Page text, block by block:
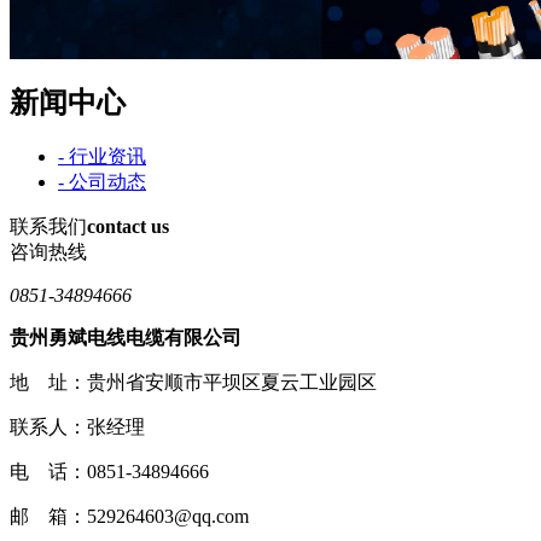
新闻中心
- 行业资讯
- 公司动态
联系我们contact us
咨询热线
0851-34894666
贵州勇斌电线电缆有限公司
地 址：贵州省安顺市平坝区夏云工业园区
联系人：张经理
电 话：0851-34894666
邮 箱：529264603@qq.com